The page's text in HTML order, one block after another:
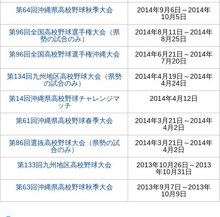
第64回沖縄県高校野球秋季大会
2014年9月6日～2014年
10月5日
第96回全国高校野球選手権大会（県
勢の試合のみ）
2014年8月11日～2014年
8月25日
第96回全国高校野球選手権沖縄大会
2014年6月21日～2014年
7月20日
第134回九州地区高校野球大会（県勢
の試合のみ）
2014年4月19日～2014年
4月24日
第14回沖縄県高校野球チャレンジマ
ッチ
2014年4月12日
第61回沖縄県高校野球春季大会
2014年3月21日～2014年
4月2日
第86回選抜高校野球大会（県勢の試
合のみ）
2014年3月21日～2014年
4月2日
第133回九州地区高校野球大会
2013年10月26日～2013
年10月31日
第63回沖縄県高校野球秋季大会
2013年9月7日～2013年
10月9日